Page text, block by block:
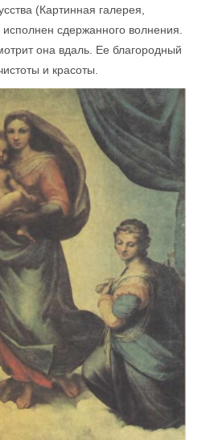
(Картинная галерея,
сдержанного волнения.
она вдаль. Ее благородный
и красоты.